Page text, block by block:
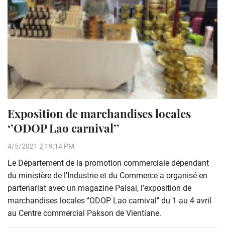
Exposition de marchandises locales
‘’ODOP Lao carnival’’
4/5/2021 2:19:14 PM
Le Département de la promotion commerciale dépendant
du ministère de l’Industrie et du Commerce a organisé en
partenariat avec un magazine Paisai, l’exposition de
marchandises locales ‘’ODOP Lao carnival’’ du 1 au 4 avril
au Centre commercial Pakson de Vientiane.